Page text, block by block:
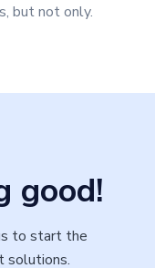
but not only.
good!
to start the
solutions.